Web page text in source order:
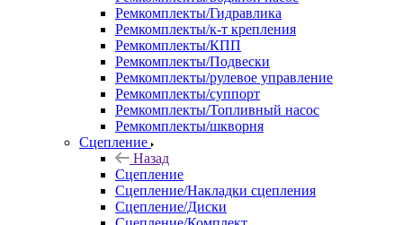
Ремкомплекты/Гидравлика
Ремкомплекты/к-т крепления
Ремкомплекты/КПП
Ремкомплекты/Подвески
Ремкомплекты/рулевое управление
Ремкомплекты/суппорт
Ремкомплекты/Топливный насос
Ремкомплекты/шкворня
Сцепление
Назад
Сцепление
Сцепление/Накладки сцепления
Сцепление/Диски